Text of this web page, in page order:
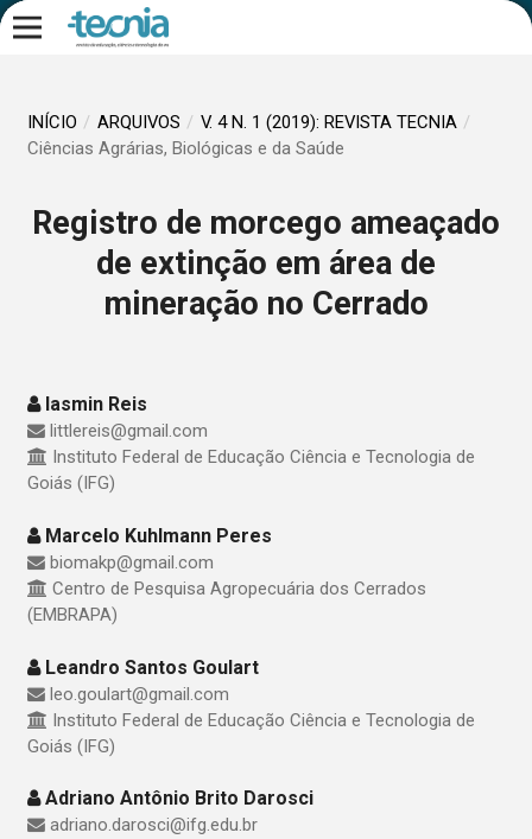
INÍCIO / ARQUIVOS / V. 4 N. 1 (2019): REVISTA TECNIA /
Ciências Agrárias, Biológicas e da Saúde
Registro de morcego ameaçado
de extinção em área de
mineração no Cerrado
Iasmin Reis
littlereis@gmail.com
Instituto Federal de Educação Ciência e Tecnologia de
Goiás (IFG)
Marcelo Kuhlmann Peres
biomakp@gmail.com
Centro de Pesquisa Agropecuária dos Cerrados
(EMBRAPA)
Leandro Santos Goulart
leo.goulart@gmail.com
Instituto Federal de Educação Ciência e Tecnologia de
Goiás (IFG)
Adriano Antônio Brito Darosci
adriano.darosci@ifg.edu.br